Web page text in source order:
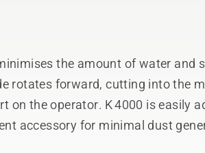
the amount of water and
rotates forward, cutting into the
on the operator. K 4000 is easily
accessory for minimal dust